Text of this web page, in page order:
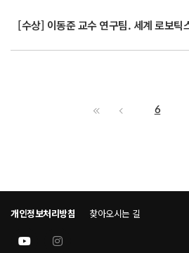
6
개인정보처리방침 찾아오시는 길